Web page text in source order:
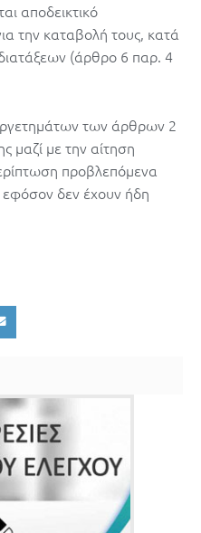
αποδεικτικό
την καταβολή τους, κατά
(άρθρο 6 παρ. 4
των άρθρων 2
μαζί με την αίτηση
προβλεπόμενα
εφόσον δεν έχουν ήδη